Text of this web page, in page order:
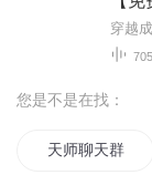
705
您是不是在找：
天师聊天群